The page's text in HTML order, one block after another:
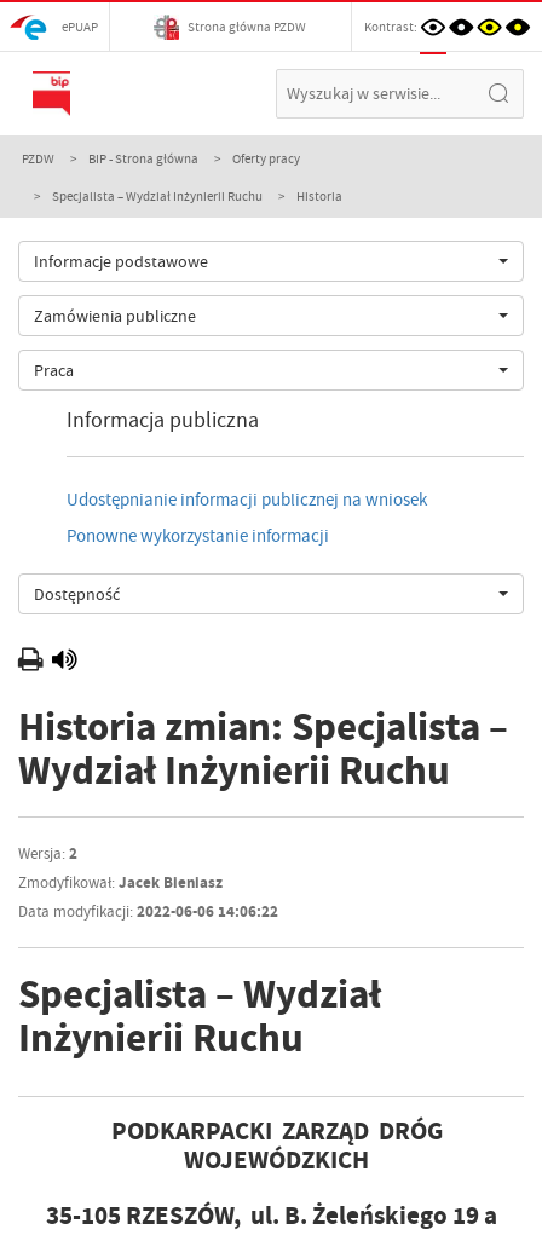
ePUAP Strona główna PZDW Kontrast:
PZDW BIP - Strona główna Oferty pracy
Specjalista – Wydział Inżynierii Ruchu Historia
Informacje podstawowe
Zamówienia publiczne
Praca
Informacja publiczna
Udostępnianie informacji publicznej na wniosek
Ponowne wykorzystanie informacji
Dostępność
Historia zmian: Specjalista –
Wydział Inżynierii Ruchu
Wersja:2
Zmodyfikował:Jacek Bieniasz
Data modyfikacji:2022-06-06 14:06:22
Specjalista – Wydział
Inżynierii Ruchu
PODKARPACKI ZARZĄD DRÓG
WOJEWÓDZKICH
35-105 RZESZÓW, ul. B. Żeleńskiego 19 a